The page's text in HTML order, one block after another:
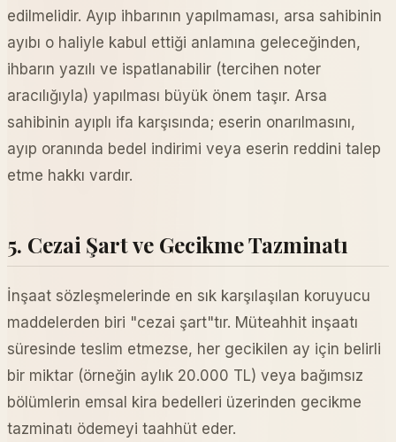
edilmelidir. Ayıp ihbarının yapılmaması, arsa sahibinin
ayıbı o haliyle kabul ettiği anlamına geleceğinden,
ihbarın yazılı ve ispatlanabilir (tercihen noter
aracılığıyla) yapılması büyük önem taşır. Arsa
sahibinin ayıplı ifa karşısında; eserin onarılmasını,
ayıp oranında bedel indirimi veya eserin reddini talep
etme hakkı vardır.
5. Cezai Şart ve Gecikme Tazminatı
İnşaat sözleşmelerinde en sık karşılaşılan koruyucu
maddelerden biri "cezai şart"tır. Müteahhit inşaatı
süresinde teslim etmezse, her gecikilen ay için belirli
bir miktar (örneğin aylık 20.000 TL) veya bağımsız
bölümlerin emsal kira bedelleri üzerinden gecikme
tazminatı ödemeyi taahhüt eder.